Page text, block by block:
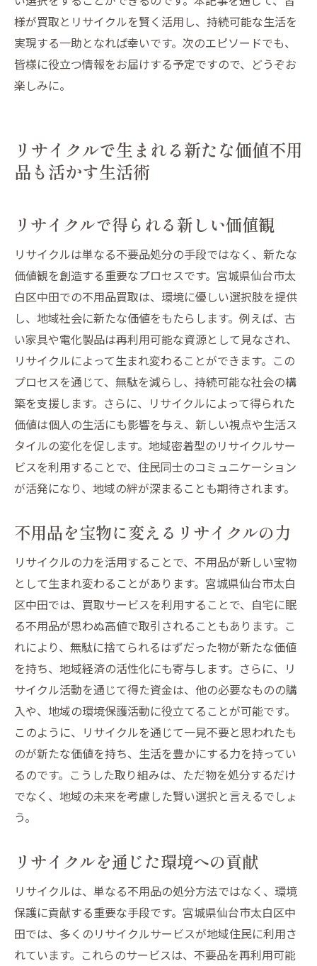
様が買取とリサイクルを賢く活用し、持続可能な生活を
実現する一助となれば幸いです。次のエピソードでも、
皆様に役立つ情報をお届けする予定ですので、どうぞお
楽しみに。
リサイクルで生まれる新たな価値不用
品も活かす生活術
リサイクルで得られる新しい価値観
リサイクルは単なる不要品処分の手段ではなく、新たな
価値観を創造する重要なプロセスです。宮城県仙台市太
白区中田での不用品買取は、環境に優しい選択肢を提供
し、地域社会に新たな価値をもたらします。例えば、古
い家具や電化製品は再利用可能な資源として見なされ、
リサイクルによって生まれ変わることができます。この
プロセスを通じて、無駄を減らし、持続可能な社会の構
築を支援します。さらに、リサイクルによって得られた
価値は個人の生活にも影響を与え、新しい視点や生活ス
タイルの変化を促します。地域密着型のリサイクルサー
ビスを利用することで、住民同士のコミュニケーション
が活発になり、地域の絆が深まることも期待されます。
不用品を宝物に変えるリサイクルの力
リサイクルの力を活用することで、不用品が新しい宝物
として生まれ変わることがあります。宮城県仙台市太白
区中田では、買取サービスを利用することで、自宅に眠
る不用品が思わぬ高値で取引されることもあります。こ
れにより、無駄に捨てられるはずだった物が新たな価値
を持ち、地域経済の活性化にも寄与します。さらに、リ
サイクル活動を通じて得た資金は、他の必要なものの購
入や、地域の環境保護活動に役立てることが可能です。
このように、リサイクルを通じて一見不要と思われたも
のが新たな価値を持ち、生活を豊かにする力を持ってい
るのです。こうした取り組みは、ただ物を処分するだけ
でなく、地域の未来を考慮した賢い選択と言えるでしょ
う。
リサイクルを通じた環境への貢献
リサイクルは、単なる不用品の処分方法ではなく、環境
保護に貢献する重要な手段です。宮城県仙台市太白区中
田では、多くのリサイクルサービスが地域住民に利用さ
れています。これらのサービスは、不要品を再利用可能